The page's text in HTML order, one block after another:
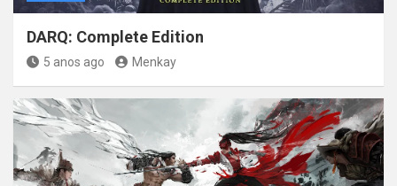
DARQ: Complete Edition
5 anos ago Menkay